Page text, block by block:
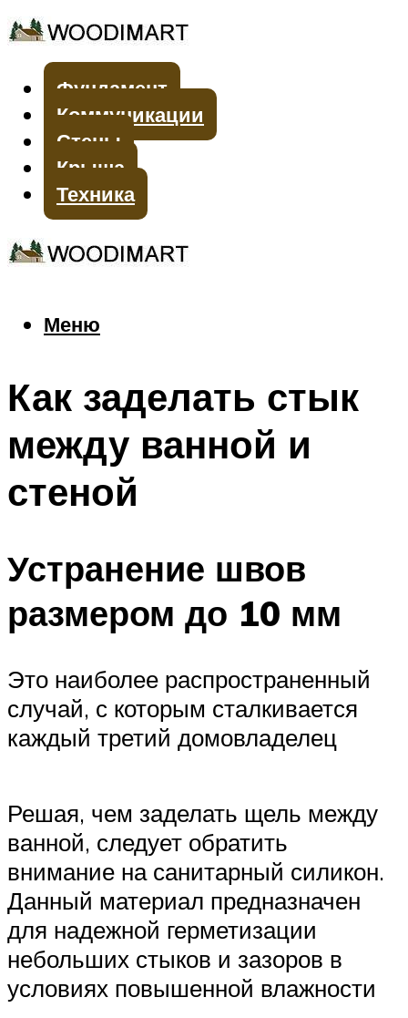
Фундамент
Коммуникации
Стены
Крыша
Техника
Меню
Меню
Как заделать стык
между ванной и
стеной
Устранение швов
размером до 10 мм
Это наиболее распространенный
случай, с которым сталкивается
каждый третий домовладелец
Решая, чем заделать щель между
ванной, следует обратить
внимание на санитарный силикон.
Данный материал предназначен
для надежной герметизации
небольших стыков и зазоров в
условиях повышенной влажности